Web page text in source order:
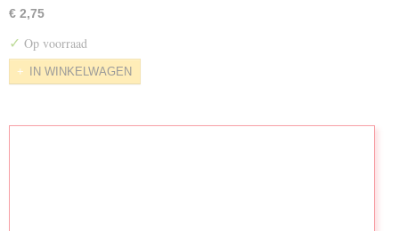
€ 2,75
✓ Op voorraad
IN WINKELWAGEN